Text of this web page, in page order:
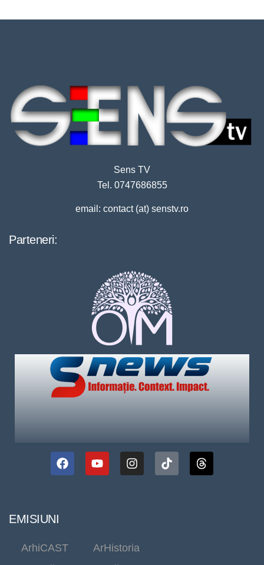
Sens TV
Tel. 0747686855
email: contact (at) senstv.ro
Parteneri:
EMISIUNI
ArhiCAST
ArHistoria